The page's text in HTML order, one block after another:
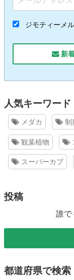
ジモティーメ
新
人気キーワード
メダカ 制
観葉植物
スーパーカブ
投稿
誰で
都道府県で検索